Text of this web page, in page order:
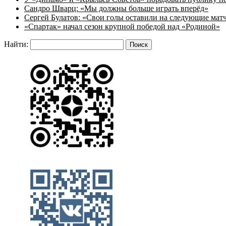
Сандро Шварц: «Мы должны больше играть вперёд»
Сергей Булатов: «Свои голы оставили на следующие
«Спартак» начал сезон крупной победой над «Родиной»
Найти: